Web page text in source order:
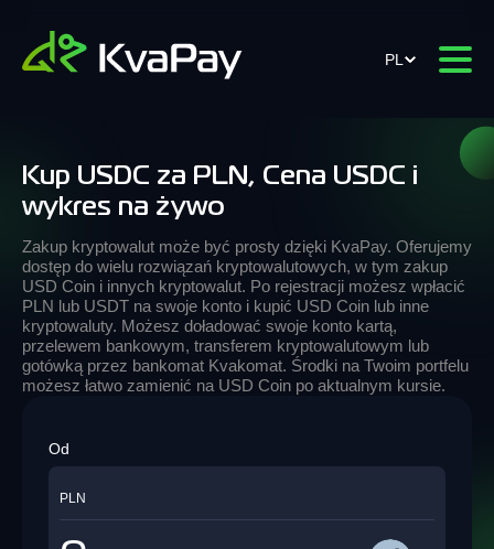
PL
Kup USDC za PLN, Cena USDC i
wykres na żywo
Zakup kryptowalut może być prosty dzięki KvaPay. Oferujemy
dostęp do wielu rozwiązań kryptowalutowych, w tym zakup
USD Coin i innych kryptowalut. Po rejestracji możesz wpłacić
PLN lub USDT na swoje konto i kupić USD Coin lub inne
kryptowaluty. Możesz doładować swoje konto kartą,
przelewem bankowym, transferem kryptowalutowym lub
gotówką przez bankomat Kvakomat. Środki na Twoim portfelu
możesz łatwo zamienić na USD Coin po aktualnym kursie.
Od
PLN